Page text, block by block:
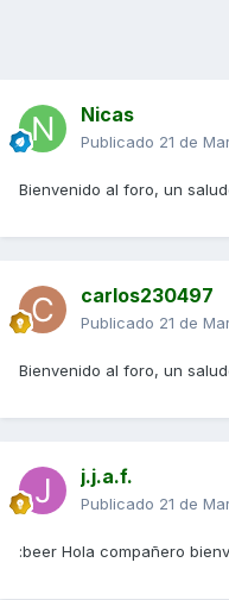
Nicas
Publicado 21 de
Bienvenido al foro, un
carlos230497
Publicado 21 de
Bienvenido al foro, un
j.j.a.f.
Publicado 21 de
:beer Hola compañero